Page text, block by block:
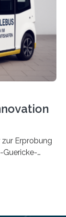
Steuerung
sucht
daran haben,
Erprobung
Sachsen-